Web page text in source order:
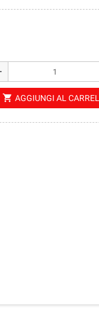
shopping_cart AGGIUNGI AL